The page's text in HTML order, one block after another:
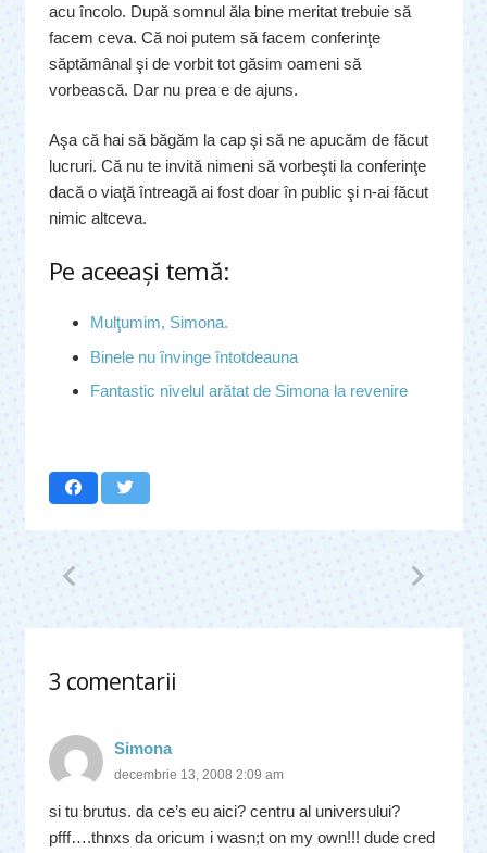
acu încolo. După somnul ăla bine meritat trebuie să
facem ceva. Că noi putem să facem conferinţe
săptămânal şi de vorbit tot găsim oameni să
vorbească. Dar nu prea e de ajuns.
Aşa că hai să băgăm la cap şi să ne apucăm de făcut
lucruri. Că nu te invită nimeni să vorbeşti la conferinţe
dacă o viaţă întreagă ai fost doar în public şi n-ai făcut
nimic altceva.
Pe aceeaşi temă:
Mulţumim, Simona.
Binele nu învinge întotdeauna
Fantastic nivelul arătat de Simona la revenire
3 comentarii
.
Simona
decembrie 13, 2008 2:09 am
si tu brutus. da ce’s eu aici? centru al universului?
pfff….thnxs da oricum i wasn;t on my own!!! dude cred